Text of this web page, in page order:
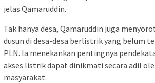
jelas Qamaruddin.
Tak hanya desa, Qamaruddin juga
dusun di desa-desa berlistrik yang belum
PLN. Ia menekankan pentingnya
akses listrik dapat dinikmati secara adil
masyarakat.